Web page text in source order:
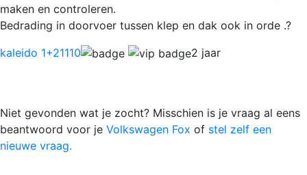
maken en controleren.
Bedrading in doorvoer tussen klep en dak ook in orde .?
kaleido 1+21110 2 jaar
Niet gevonden wat je zocht? Misschien is je vraag al eens
beantwoord voor je Volkswagen Fox of stel zelf een
nieuwe vraag.